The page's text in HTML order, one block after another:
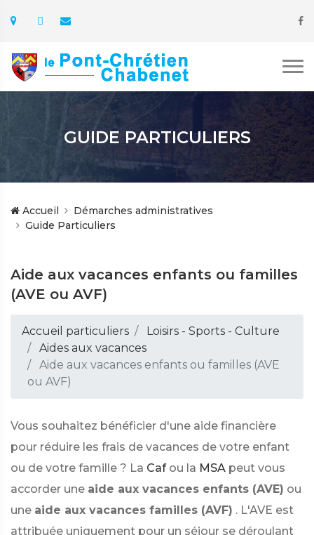
GUIDE PARTICULIERS
Accueil
Démarches administratives
Guide Particuliers
Aide aux vacances enfants ou familles
(AVE ou AVF)
Accueil particuliers
Loisirs - Sports - Culture
Aides aux vacances
Aide aux vacances enfants ou familles (AVE
ou AVF)
Vous souhaitez bénéficier d'une aide financière
pour réduire les frais de vacances de votre enfant
ou de votre famille ? La Caf ou la MSA peut vous
accorder une aide aux vacances enfants (AVE) ou
une aide aux vacances familles (AVF) . L'AVE est
attribuée uniquement pour un séjour se déroulant